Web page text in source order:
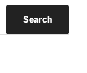
Search